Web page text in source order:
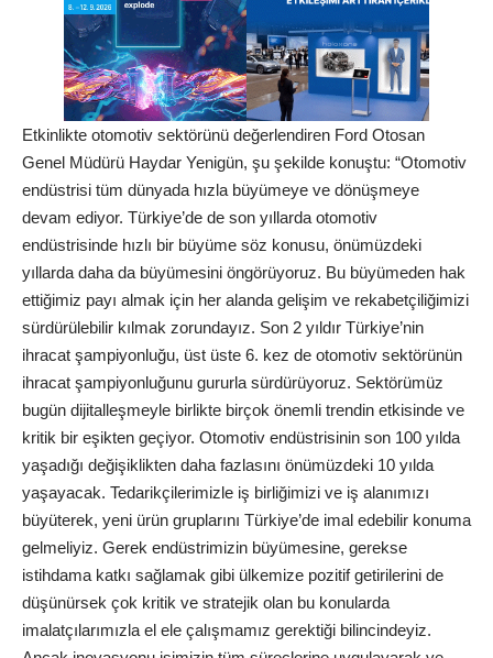
Etkinlikte otomotiv sektörünü değerlendiren Ford Otosan
Genel Müdürü Haydar Yenigün, şu şekilde konuştu: “Otomotiv
endüstrisi tüm dünyada hızla büyümeye ve dönüşmeye
devam ediyor. Türkiye’de de son yıllarda otomotiv
endüstrisinde hızlı bir büyüme söz konusu, önümüzdeki
yıllarda daha da büyümesini öngörüyoruz. Bu büyümeden hak
ettiğimiz payı almak için her alanda gelişim ve rekabetçiliğimizi
sürdürülebilir kılmak zorundayız. Son 2 yıldır Türkiye’nin
ihracat şampiyonluğu, üst üste 6. kez de otomotiv sektörünün
ihracat şampiyonluğunu gururla sürdürüyoruz. Sektörümüz
bugün dijitalleşmeyle birlikte birçok önemli trendin etkisinde ve
kritik bir eşikten geçiyor. Otomotiv endüstrisinin son 100 yılda
yaşadığı değişiklikten daha fazlasını önümüzdeki 10 yılda
yaşayacak. Tedarikçilerimizle iş birliğimizi ve iş alanımızı
büyüterek, yeni ürün gruplarını Türkiye’de imal edebilir konuma
gelmeliyiz. Gerek endüstrimizin büyümesine, gerekse
istihdama katkı sağlamak gibi ülkemize pozitif getirilerini de
düşünürsek çok kritik ve stratejik olan bu konularda
imalatçılarımızla el ele çalışmamız gerektiği bilincindeyiz.